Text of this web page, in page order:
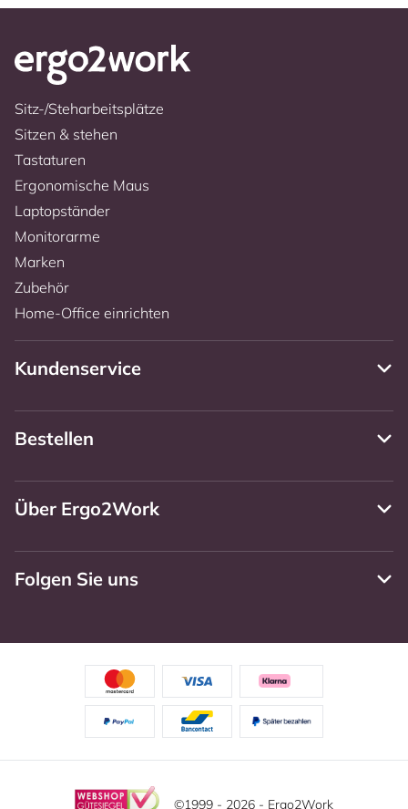
Sitz-/Steharbeitsplätze
Sitzen & stehen
Tastaturen
Ergonomische Maus
Laptopständer
Monitorarme
Marken
Zubehör
Home-Office einrichten
Kundenservice
Bestellen
Über Ergo2Work
Folgen Sie uns
©1999 - 2026 - Ergo2Work